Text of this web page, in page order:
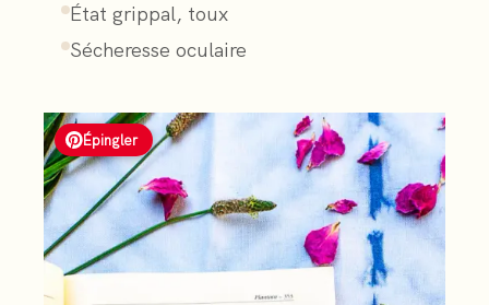
État grippal, toux
Sécheresse oculaire
Épingler